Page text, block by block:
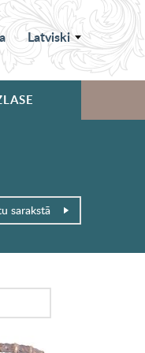
Latviski
sarakstā